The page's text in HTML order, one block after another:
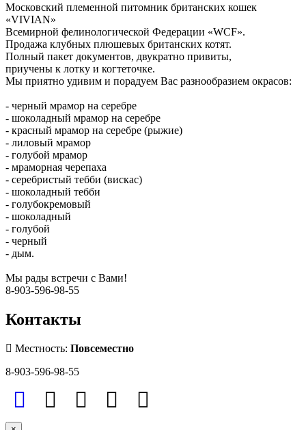
Московский племенной питомник британских кошек
«VIVIAN»
Всемирной фелинологической Федерации «WCF».
Продажа клубных плюшевых британских котят.
Полный пакет документов, двукратно привиты,
приучены к лотку и когтеточке.
Мы приятно удивим и порадуем Вас разнообразием окрасов:
- черный мрамор на серебре
- шоколадный мрамор на серебре
- красный мрамор на серебре (рыжие)
- лиловый мрамор
- голубой мрамор
- мраморная черепаха
- серебристый тебби (вискас)
- шоколадный тебби
- голубокремовый
- шоколадный
- голубой
- черный
- дым.
Мы рады встречи с Вами!
8-903-596-98-55
Контакты
Местность: Повсеместно
8-903-596-98-55